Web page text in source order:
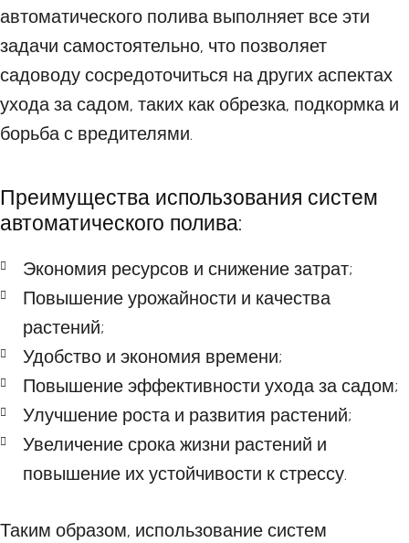
автоматического полива выполняет все эти
задачи самостоятельно, что позволяет
садоводу сосредоточиться на других аспектах
ухода за садом, таких как обрезка, подкормка и
борьба с вредителями.
Преимущества использования систем
автоматического полива:
Экономия ресурсов и снижение затрат;
Повышение урожайности и качества
растений;
Удобство и экономия времени;
Повышение эффективности ухода за садом;
Улучшение роста и развития растений;
Увеличение срока жизни растений и
повышение их устойчивости к стрессу.
Таким образом, использование систем